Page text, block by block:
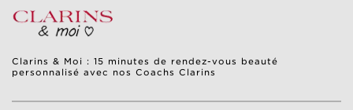
Clarins & Moi : 15 minutes de rendez-vous beauté
personnalisé avec nos Coachs Clarins